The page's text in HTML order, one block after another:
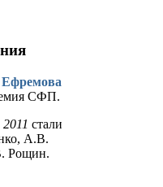
СФП.
стали
А.В.
Рощин.